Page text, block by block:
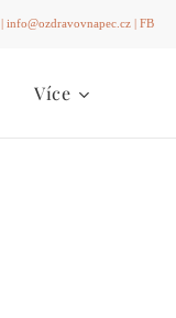
| info@ozdravovnapec.cz | FB
Více